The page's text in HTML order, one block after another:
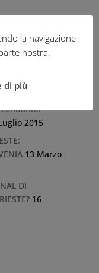
DI TRIESTE
(Muggia): la
2015
13 Marzo
DI
16
la navigazione
nostra.
di più